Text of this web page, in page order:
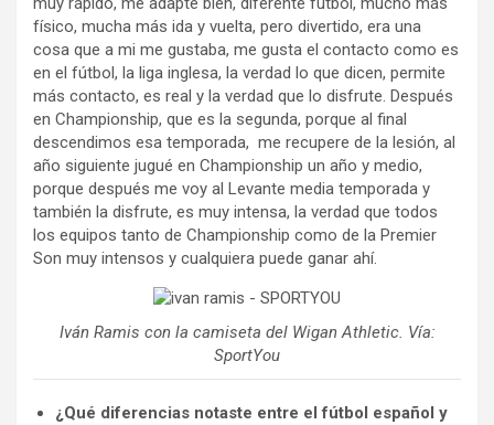
físico, mucha más ida y vuelta, pero divertido, era una
cosa que a mi me gustaba, me gusta el contacto como es
en el fútbol, la liga inglesa, la verdad lo que dicen, permite
más contacto, es real y la verdad que lo disfrute. Después
en Championship, que es la segunda, porque al final
descendimos esa temporada, me recupere de la lesión, al
año siguiente jugué en Championship un año y medio,
porque después me voy al Levante media temporada y
también la disfrute, es muy intensa, la verdad que todos
los equipos tanto de Championship como de la Premier
Son muy intensos y cualquiera puede ganar ahí.
Iván Ramis con la camiseta del Wigan Athletic. Vía:
SportYou
¿Qué diferencias notaste entre el fútbol español y